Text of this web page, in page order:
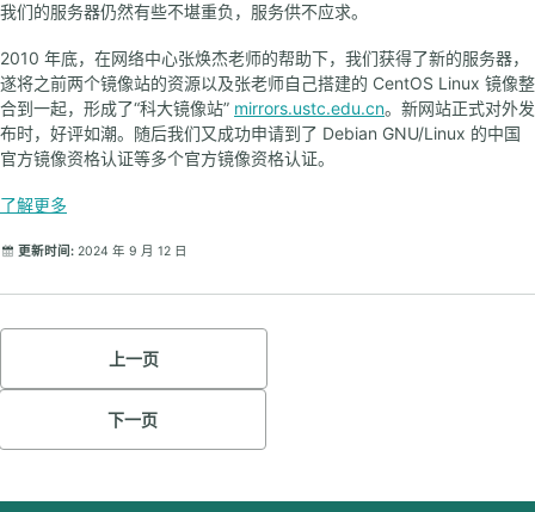
我们的服务器仍然有些不堪重负，服务供不应求。
2010 年底，在网络中心张焕杰老师的帮助下，我们获得了新的服务器，
遂将之前两个镜像站的资源以及张老师自己搭建的 CentOS Linux 镜像整
合到一起，形成了“科大镜像站” mirrors.ustc.edu.cn。新网站正式对外发
布时，好评如潮。随后我们又成功申请到了 Debian GNU/Linux 的中国
官方镜像资格认证等多个官方镜像资格认证。
了解更多
更新时间: 2024 年 9 月 12 日
上一页
下一页